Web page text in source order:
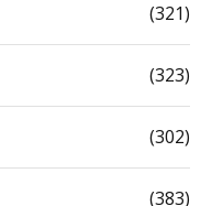
(321)
(323)
(302)
(383)